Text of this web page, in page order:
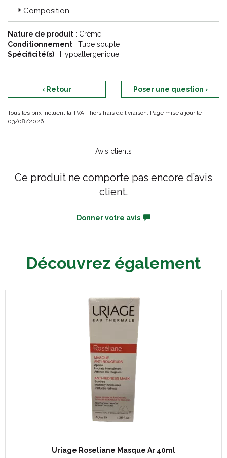
Composition
Nature de produit : Crème
Conditionnement : Tube souple
Spécificité(s) : Hypoallergenique
‹ Retour Poser une question ›
Tous les prix incluent la TVA - hors frais de livraison. Page mise à jour le
03/08/2026.
Avis clients
Ce produit ne comporte pas encore d’avis
client.
Donner votre avis
Découvrez également
Uriage Roseliane Masque Ar 40ml